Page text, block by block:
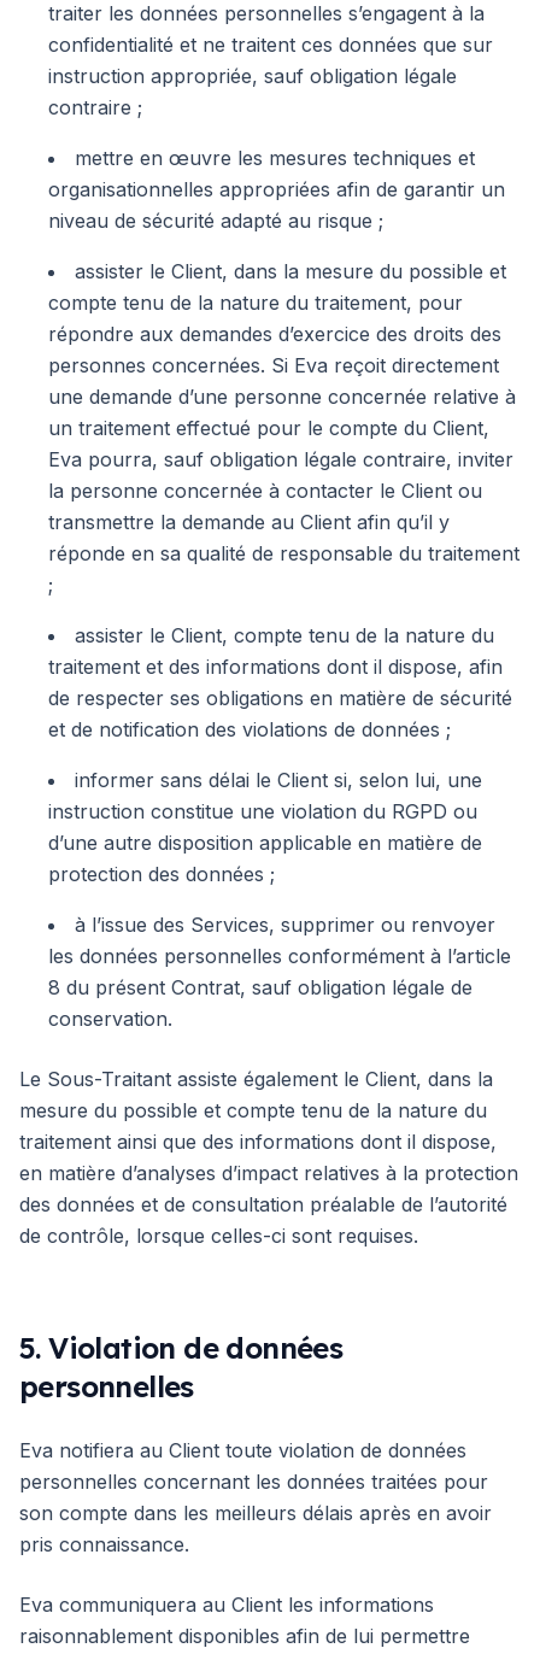
traiter les données personnelles s’engagent à la
confidentialité et ne traitent ces données que sur
instruction appropriée, sauf obligation légale
contraire ;
mettre en œuvre les mesures techniques et
organisationnelles appropriées afin de garantir un
niveau de sécurité adapté au risque ;
assister le Client, dans la mesure du possible et
compte tenu de la nature du traitement, pour
répondre aux demandes d’exercice des droits des
personnes concernées. Si Eva reçoit directement
une demande d’une personne concernée relative à
un traitement effectué pour le compte du Client,
Eva pourra, sauf obligation légale contraire, inviter
la personne concernée à contacter le Client ou
transmettre la demande au Client afin qu’il y
réponde en sa qualité de responsable du traitement
;
assister le Client, compte tenu de la nature du
traitement et des informations dont il dispose, afin
de respecter ses obligations en matière de sécurité
et de notification des violations de données ;
informer sans délai le Client si, selon lui, une
instruction constitue une violation du RGPD ou
d’une autre disposition applicable en matière de
protection des données ;
à l’issue des Services, supprimer ou renvoyer
les données personnelles conformément à l’article
8 du présent Contrat, sauf obligation légale de
conservation.
Le Sous-Traitant assiste également le Client, dans la
mesure du possible et compte tenu de la nature du
traitement ainsi que des informations dont il dispose,
en matière d’analyses d’impact relatives à la protection
des données et de consultation préalable de l’autorité
de contrôle, lorsque celles-ci sont requises.
5. Violation de données
personnelles
Eva notifiera au Client toute violation de données
personnelles concernant les données traitées pour
son compte dans les meilleurs délais après en avoir
pris connaissance.
Eva communiquera au Client les informations
raisonnablement disponibles afin de lui permettre